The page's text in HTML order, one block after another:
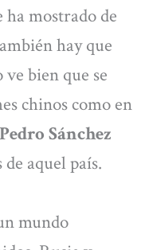
ha mostrado de
hay que
bien que se
chinos como en
Pedro Sánchez
aquel país.
mundo